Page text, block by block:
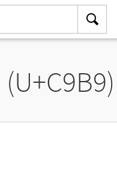
(U+C9B9)